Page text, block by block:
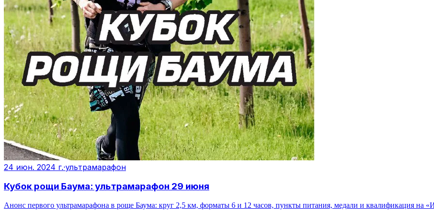
24 июн. 2024 г.·ультрамарафон
Кубок рощи Баума: ультрамарафон 29 июня
Анонс первого ультрамарафона в роще Баума: круг 2,5 км, форматы 6 и 12 часов, пункты питания, медали и квалификация на